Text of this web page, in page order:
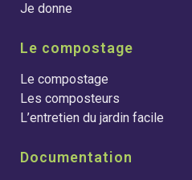
Je donne
Le compostage
Le compostage
Les composteurs
L’entretien du jardin facile
Documentation